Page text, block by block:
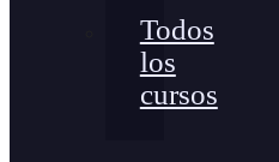
Todos
los
cursos